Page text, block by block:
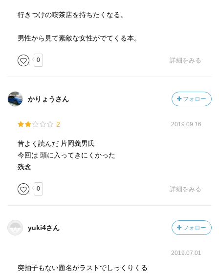
ほとんどやっつけ仕事っぽい（苦笑）。「桜の花びらひと
とめようとしたのだろうけど、そもそも、そういうつもり
とは思えなかった。
行きつけの喫茶店を持ちたくなる。
男性から見て素敵な女性がでてくる本。
0 詳細をみる
かりょうさん フォロー
2 2019.09.16
昔よく読んだ 片岡義男氏
今回は 頭に入ってきにくかった
残念
0 詳細をみる
yuki4さん フォロー
2019.07.01
突拍子もない題名がラストでしっくりくる